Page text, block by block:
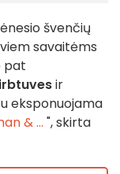
švenčių
savaitėms
pat
ir
eksponuojama
& ... ", skirta